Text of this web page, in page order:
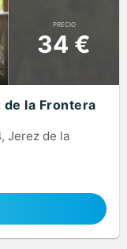
PRECIO
34 €
la Frontera
Jerez de la